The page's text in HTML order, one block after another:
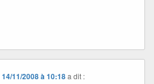
14/11/2008 à 10:18 a dit :